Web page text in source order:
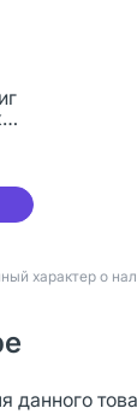
характер о
данного